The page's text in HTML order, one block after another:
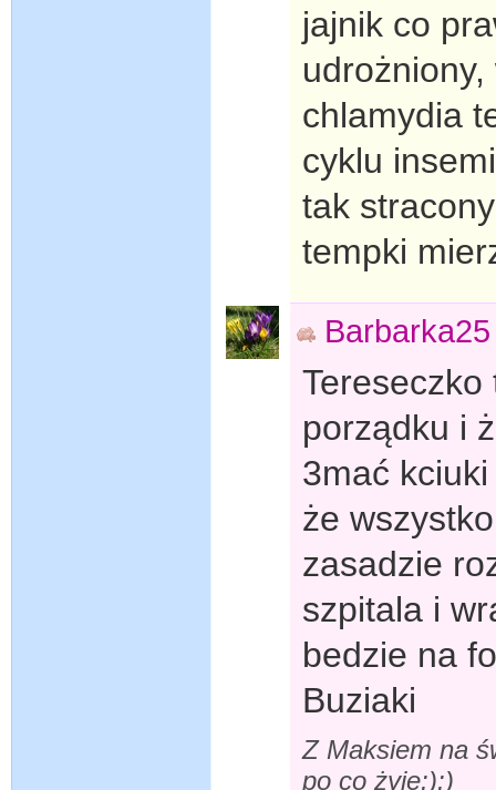
jajnik co
chlamydia
cyklu
tak
tempki
Barbarka25
porządku i
3mać
że
zasadzie
szpitala i
bedzie na
Buziaki
Z Maksiem na
po co żyję:):)